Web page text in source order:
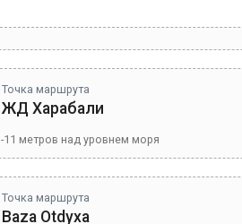
Точка маршрута
ЖД Харабали
-11 метров над уровнем моря
Точка маршрута
Baza Otdyxa